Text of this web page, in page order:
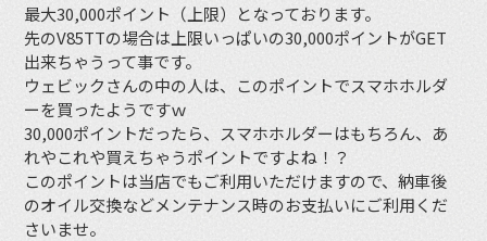
最大30,000ポイント（上限）となっております。
先のV85TTの場合は上限いっぱいの30,000ポイントがGET
出来ちゃうって事です。
ウェビックさんの中の人は、このポイントでスマホホルダ
ーを買ったようですｗ
30,000ポイントだったら、スマホホルダーはもちろん、あ
れやこれや買えちゃうポイントですよね！？
このポイントは当店でもご利用いただけますので、納車後
のオイル交換などメンテナンス時のお支払いにご利用くだ
さいませ。